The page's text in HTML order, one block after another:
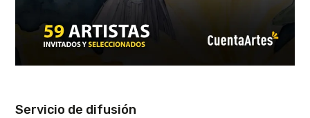
Servicio de difusión